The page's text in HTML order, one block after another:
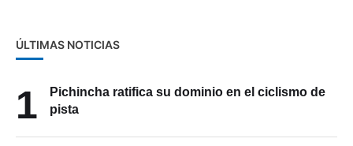
ÚLTIMAS NOTICIAS
1
Pichincha ratifica su dominio en el ciclismo de
pista